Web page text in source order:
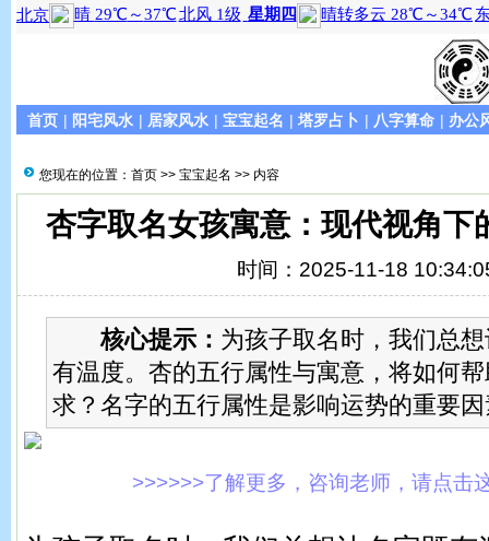
首页 | 阳宅风水 | 居家风水 | 宝宝起名 | 塔罗占卜 | 八字算命 | 办公
您现在的位置： 首页 >> 宝宝起名 >> 内容
杏字取名女孩寓意：现代视角下
时间：2025-11-18
核心提示： 为孩子取名时，我们总
有温度。杏的五行属性与寓意，将如何
求？名字的五行属性是影响运势的重要
>>>>>>了解更多，咨询老师，请点击